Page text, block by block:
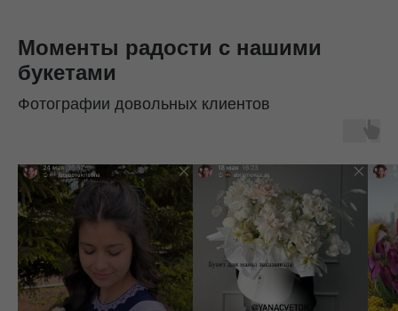
Моменты радости с нашими
букетами
Фотографии довольных клиентов